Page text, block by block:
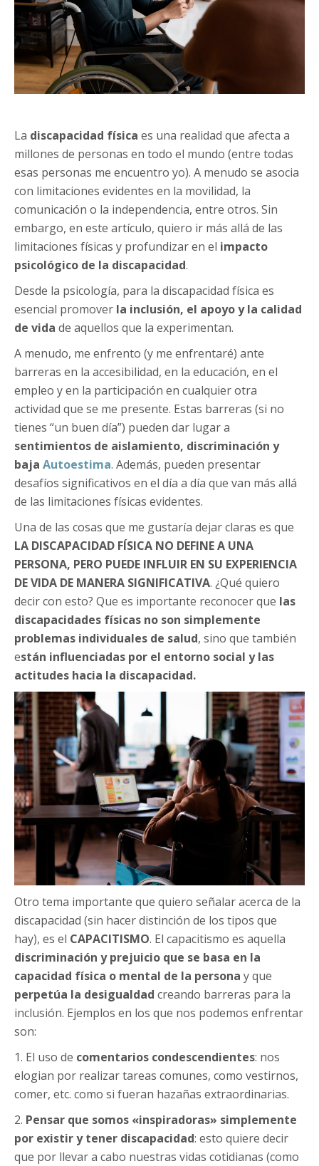
La discapacidad física es una realidad que afecta a
millones de personas en todo el mundo (entre todas
esas personas me encuentro yo). A menudo se asocia
con limitaciones evidentes en la movilidad, la
comunicación o la independencia, entre otros. Sin
embargo, en este artículo, quiero ir más allá de las
limitaciones físicas y profundizar en el impacto
psicológico de la discapacidad.
Desde la psicología, para la discapacidad física es
esencial promover la inclusión, el apoyo y la calidad
de vida de aquellos que la experimentan.
A menudo, me enfrento (y me enfrentaré) ante
barreras en la accesibilidad, en la educación, en el
empleo y en la participación en cualquier otra
actividad que se me presente. Estas barreras (si no
tienes “un buen día”) pueden dar lugar a
sentimientos de aislamiento, discriminación y
baja Autoestima. Además, pueden presentar
desafíos significativos en el día a día que van más allá
de las limitaciones físicas evidentes.
Una de las cosas que me gustaría dejar claras es que
LA DISCAPACIDAD FÍSICA NO DEFINE A UNA
PERSONA, PERO PUEDE INFLUIR EN SU EXPERIENCIA
DE VIDA DE MANERA SIGNIFICATIVA. ¿Qué quiero
decir con esto? Que es importante reconocer que las
discapacidades físicas no son simplemente
problemas individuales de salud, sino que también
están influenciadas por el entorno social y las
actitudes hacia la discapacidad.
Otro tema importante que quiero señalar acerca de la
discapacidad (sin hacer distinción de los tipos que
hay), es el CAPACITISMO. El capacitismo es aquella
discriminación y prejuicio que se basa en la
capacidad física o mental de la persona y que
perpetúa la desigualdad creando barreras para la
inclusión. Ejemplos en los que nos podemos enfrentar
son:
1. El uso de comentarios condescendientes: nos
elogian por realizar tareas comunes, como vestirnos,
comer, etc. como si fueran hazañas extraordinarias.
2. Pensar que somos «inspiradoras» simplemente
por existir y tener discapacidad: esto quiere decir
que por llevar a cabo nuestras vidas cotidianas (como